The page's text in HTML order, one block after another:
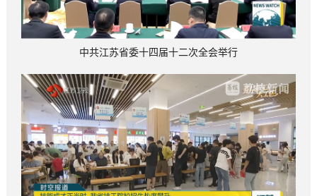
中共江苏省委十四届十二次全会举行